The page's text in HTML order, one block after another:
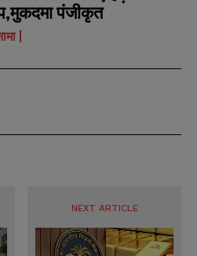
पंजीकृत
NEXT ARTICLE